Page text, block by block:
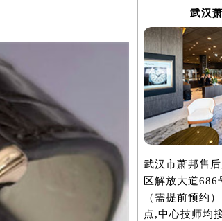
武汉
武汉市萧邦售
区解放大道686
（需提前预约
点,中心技师均